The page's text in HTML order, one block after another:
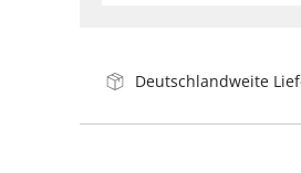
Deutschlandweite